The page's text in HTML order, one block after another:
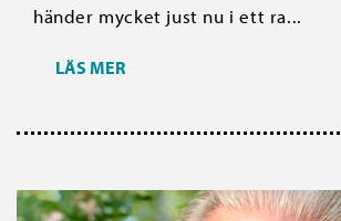
händer mycket just nu i ett ra...
LÄS MER